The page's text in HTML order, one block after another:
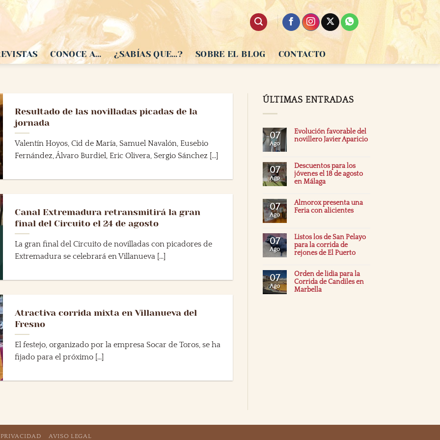
CONOCE A… ¿SABÍAS QUE…? SOBRE EL BLOG CONTACTO
Resultado de las novilladas picadas de la
jornada
Valentín Hoyos, Cid de María, Samuel Navalón, Eusebio
Fernández, Álvaro Burdiel, Eric Olivera, Sergio Sánchez [...]
Canal Extremadura retransmitirá la gran
final del Circuito el 24 de agosto
La gran final del Circuito de novilladas con picadores de
Extremadura se celebrará en Villanueva [...]
Atractiva corrida mixta en Villanueva del
Fresno
El festejo, organizado por la empresa Socar de Toros, se ha
fijado para el próximo [...]
ÚLTIMAS ENTRADAS
07
Ago
Evolución favorable del
novillero Javier Aparicio
07
Ago
Descuentos para los
jóvenes el 18 de agosto
en Málaga
07
Ago
Almorox presenta una
Feria con alicientes
07
Ago
Listos los de San Pelayo
para la corrida de
rejones de El Puerto
07
Ago
Orden de lidia para la
Corrida de Candiles en
Marbella
AVISO LEGAL